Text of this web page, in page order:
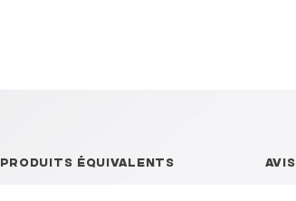
PRODUITS ÉQUIVALENTS AVIS